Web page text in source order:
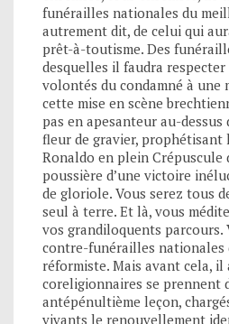
funérailles nationales du
autrement dit, de celui qui
prêt-à-toutisme. Des
desquelles il faudra respecter
volontés du condamné à une
cette mise en scène
pas en apesanteur au-dessus
fleur de gravier, prophétisant
Ronaldo en plein Crépuscule
poussière d’une victoire
de gloriole. Vous serez tous
seul à terre. Et là, vous
vos grandiloquents parcours.
contre-funérailles nationales
réformiste. Mais avant cela, il
coreligionnaires se prennent
antépénultième leçon,
vivants le renouvellement